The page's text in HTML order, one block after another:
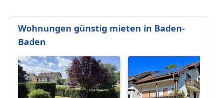
Wohnungen günstig mieten in Baden-
Baden